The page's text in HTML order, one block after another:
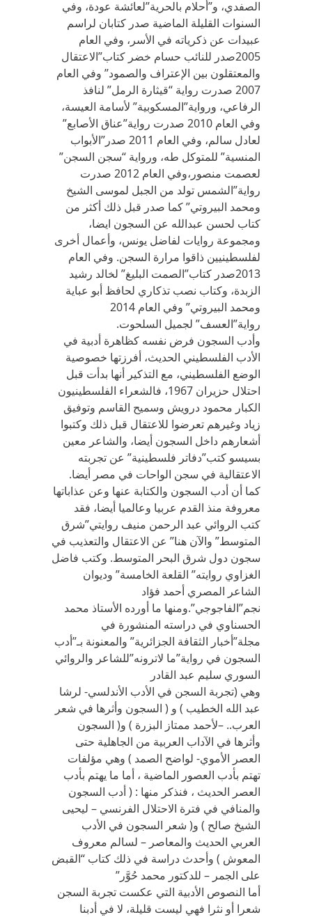
الصفدي، و”أحلام بالحرية”لعائشة عودة، وفي
السنوات القليلة الماضية صدر كتابان لراسم
عبيدات عن ذكرياته في الأسر، وفي العام
2005صدر للنائب حسام خضر كتاب”الاعتقال
والمعتقلون بين الإعتراف والصمود” وفي العام
2007 صدرت رواية “قيثارة الرمل” لنافذ
الرفاعي، ورواية”المسكوبية” لأسامة العيسة،
وفي العام 2010 صدرت رواية”عناق الأصابع”
لعادل سالم، وفي العام 2011 صدر”الأبواب
المنسية” للمتوكل طه، ورواية “سجن السجن”
لعصمت منصور،وفي العام 2012 صدرت
رواية”الشمس تولد من الجبل لموسى الشيخ
ومحمد البيروتي” كما صدر قبل ذلك أكثر من
كتاب لحسن عبدالله عن السجون ايضا،
ومجموعة روايات لفاضل يونس، وأعمال أخرى
لفلسطينيين ذاقوا مرارة السجن. وفي العام
2013صدر كتاب”الصمت البليغ” لخالد رشيد
الزبدة، وكتاب نصب تذكاري لحافظ أبو عباية
ومحمد البيروتي” وفي العام 2014
رواية”العسف” لجميل السلحوت.
وأدب السجون فرض نفسه كظاهرة أدبية في
الأدب الفلسطيني الحديث، أفرزتها خصوصية
الوضع الفلسطيني، مع التذكير أنها بدأت قبل
احتلال حزيران 1967، فالشعراء الفلسطينيون
الكبار محمود درويش وسميح القاسم وتوفيق
زياد وغيرهم تعرضوا للاعتقال قبل ذلك وكتبوا
أشعارهم داخل السجون أيضا، والشاعر معين
بسيسو كتب”دفاتر فلسطينية” عن تجربته
الاعتقالية في سجن الواحات في مصر أيضا.
كما أن أدب السجون والكتابة عنها وعن عذاباتها
معروفة منذ القدم عربيا وعالميا أيضا، فقد
كتب الروائي عبد الرحمن منيف روايتي”شرق
المتوسط” والآن هنا” عن الاعتقال والتعذيب في
سجون دول شرق البحر المتوسط. وكتب فاضل
الغزاوي روايته” القلعة الخامسة” وديوان
الشاعر المصري أحمد فؤاد
نجم”الفاجوجي”.ومنها ما أورده الأستاذ محمد
الحسناوي في دراسته المنشورة في
مجلة”أخبار الثقافة الجزائرية” والمعنونة بـ”أدب
السجون في رواية”ما لاترونه”للشاعر والروائي
السوري سليم عبد القادر
وهي (تجربة السجن في الأدب الأندلسي- لرشا
عبد الله الخطيب ) و ( السجون وأثرها في شعر
العرب.. –لأحمد ممتاز البزرة ) و( السجون
وأثرها في الآداب العربية من الجاهلية حتى
العصر الأموي- لواضح الصمد ) وهي مؤلفات
تهتم بأدب العصور الماضية ، أما ما يهتم بأدب
العصر الحديث ، فنذكر منها : ( أدب السجون
والمنافي في فترة الاحتلال الفرنسي – ليحيى
الشيخ صالح ) و( شعر السجون في الأدب
العربي الحديث والمعاصر – لسالم معروف
المعوش ) وأحدث دراسة في ذلك كتاب “القبض
على الجمر – للدكتور محمد حُوَّر”
أما النصوص الأدبية التي عكست تجربة السجن
شعرا أو نثرا فهي ليست قليلة، لا في أدبنا